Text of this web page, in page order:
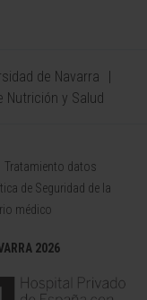
de Navarra
Nutrición y Salud
Tratamiento datos
de Seguridad de la
médico
2026